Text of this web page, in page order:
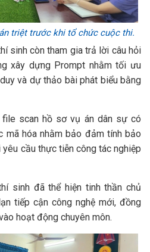
triệt trước khi tổ chức cuộc thi.
sinh còn tham gia trả lời câu hỏi
xây dựng Prompt nhằm tối ưu
và dự thảo bài phát biểu bằng
scan hồ sơ vụ án dân sự có
hóa nhằm bảo đảm tính bảo
cầu thực tiễn công tác nghiệp
sinh đã thể hiện tinh thần chủ
tiếp cận công nghệ mới, đồng
hoạt động chuyên môn.